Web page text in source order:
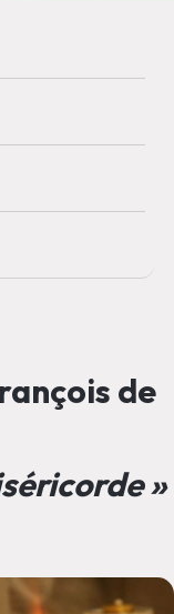
de
»